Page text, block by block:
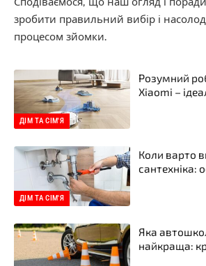
зробити правильний вибір і
процесом зйомки.
ДІМ ТА СІМ'Я
Розумний
Xiaomi –
ДІМ ТА СІМ'Я
Коли варто
сантехніка:
Яка
найкраща: